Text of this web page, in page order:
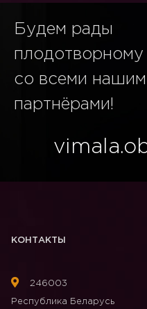
Будем рады
плодотворному
со всеми
партнёрами!
КОНТАКТЫ
246003
Республика Беларусь